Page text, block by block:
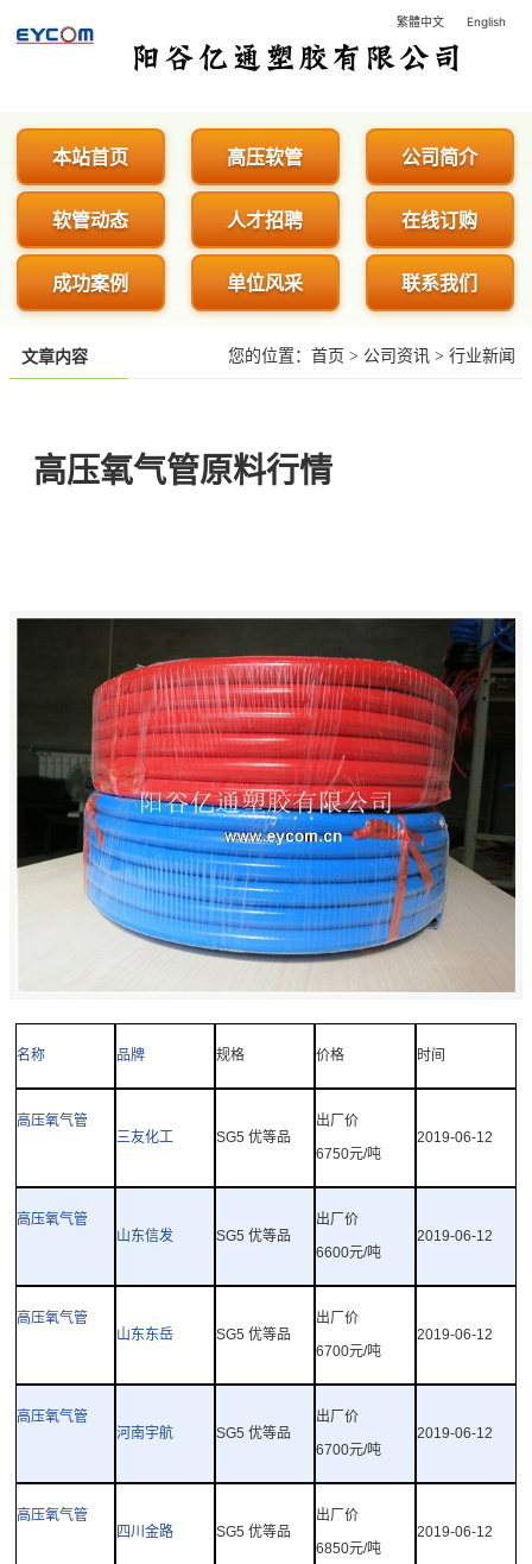
阳谷亿通塑胶有限公司 - 专业生产
繁體中文 English
本站首页 高压软管 公司简介
软管动态 人才招聘 在线订购
成功案例 单位风采 联系我们
文章内容 您的位置： 首页 > 公司资讯 > 行业新闻
高压氧气管原料行情
名称 品牌 规格 价格 时间
高压氧气管
三友化工
SG5优等品
出厂价
6750元/吨
2019-06-12
高压氧气管
山东信发
SG5优等品
出厂价
6600元/吨
2019-06-12
高压氧气管
山东东岳
SG5优等品
出厂价
6700元/吨
2019-06-12
高压氧气管
河南宇航
SG5优等品
出厂价
6700元/吨
2019-06-12
高压氧气管
四川金路
SG5优等品
出厂价
6850元/吨
2019-06-12